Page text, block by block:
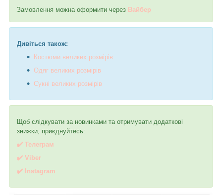
Замовлення можна оформити через Вайбер
Дивіться також:
Костюми великих розмірів
Одяг великих розмірів
Сукні великих розмірів
Щоб слідкувати за новинками та отримувати додаткові
знижки, приєднуйтесь:
✔️ Телеграм
✔️ Viber
✔️ nstagram